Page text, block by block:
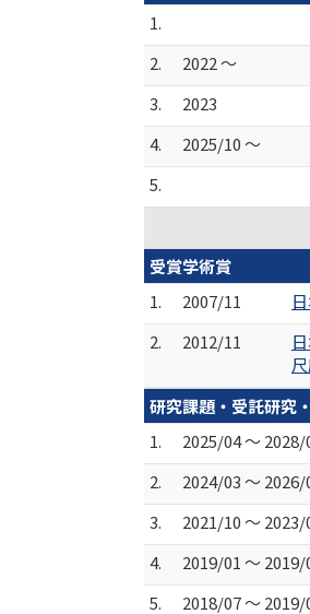
1.
2.
2022 ～
3.
2023
4.
2025/10 ～
5.
受賞学術賞
1.
2007/11
2.
2012/11
研究課題・受託研究
1.
2025/04 ～ 2028/
2.
2024/03 ～ 2026/
3.
2021/10 ～ 2023/
4.
2019/01 ～ 2019/
5.
2018/07 ～ 2019/